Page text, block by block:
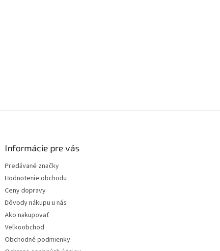
Informácie pre vás
Predávané značky
Hodnotenie obchodu
Ceny dopravy
Dôvody nákupu u nás
Ako nakupovať
Veľkoobchod
Obchodné podmienky